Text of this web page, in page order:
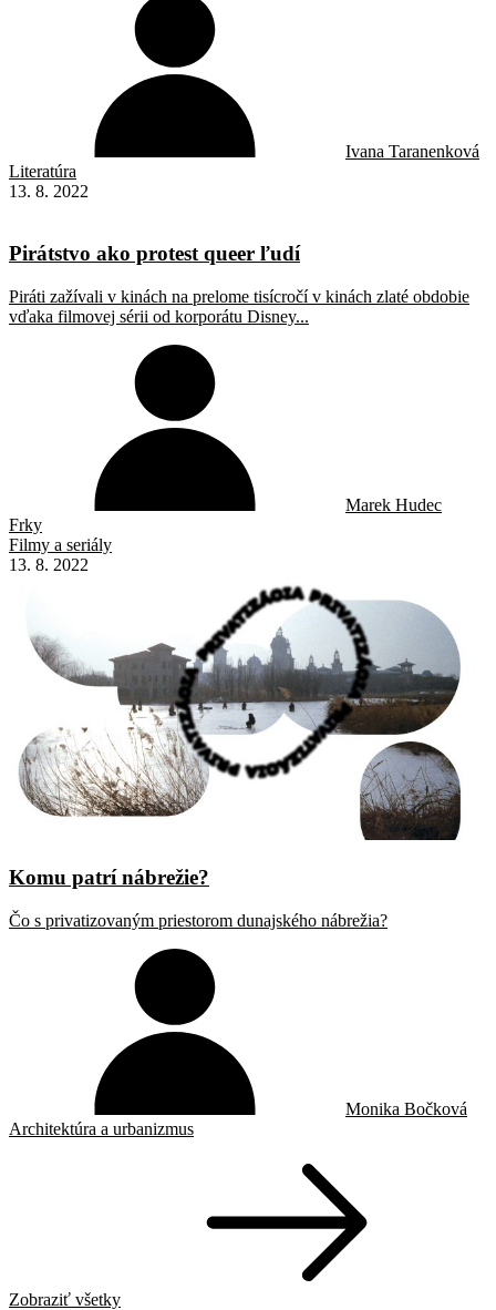
Ivana Taranenková
Literatúra
13. 8. 2022
Pirátstvo ako protest queer ľudí
Piráti zažívali v kinách na prelome tisícročí v kinách zlaté obdobie
vďaka filmovej sérii od korporátu Disney...
Marek Hudec
Frky
Filmy a seriály
13. 8. 2022
Komu patrí nábrežie?
Čo s privatizovaným priestorom dunajského nábrežia?
Monika Bočková
Architektúra a urbanizmus
Zobraziť všetky